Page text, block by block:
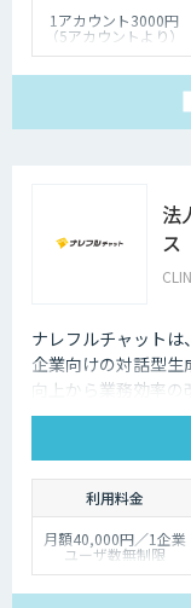
1アカウント3000円
（5アカウントより）
法
ス
ナレフルチャットは
企業向けの対話型生
向上から業務効率
を最大限に引き出
利用料金
月額40,000円／1企業
ユーザ数無制限